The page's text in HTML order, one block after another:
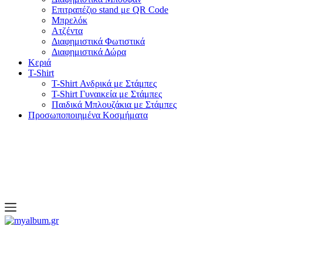
Επιτραπέζιο stand με QR Code
Μπρελόκ
Ατζέντα
Διαφημιστικά Φωτιστικά
Διαφημιστικά Δώρα
Κεριά
T-Shirt
T-Shirt Ανδρικά με Στάμπες
T-Shirt Γυναικεία με Στάμπες
Παιδικά Μπλουζάκια με Στάμπες
Προσωποποιημένα Κοσμήματα
open